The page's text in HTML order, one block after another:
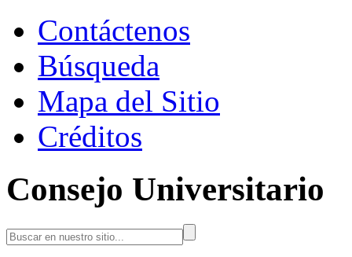
Contáctenos
Búsqueda
Mapa del Sitio
Créditos
Consejo Universitario